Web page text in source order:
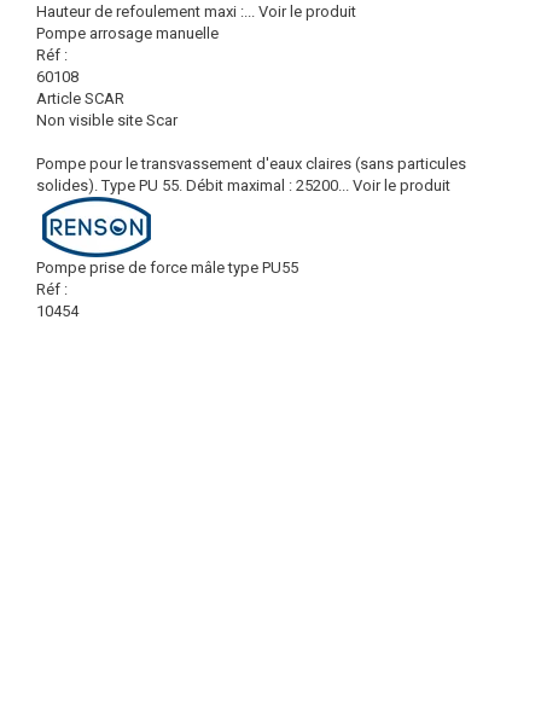
Hauteur de refoulement maxi :... Voir le produit
Pompe arrosage manuelle
Réf :
60108
Article SCAR
Non visible site Scar
Pompe pour le transvassement d'eaux claires (sans particules
solides). Type PU 55. Débit maximal : 25200... Voir le produit
Pompe prise de force mâle type PU55
Réf :
10454